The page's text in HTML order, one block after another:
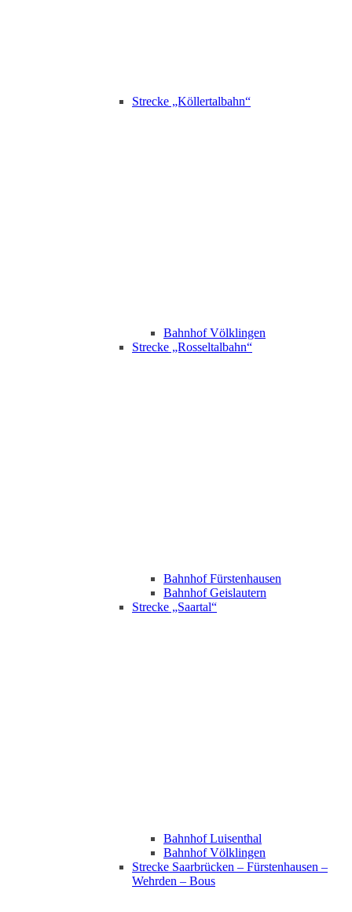
Strecke „Köllertalbahn“
Bahnhof Völklingen
Strecke „Rosseltalbahn“
Bahnhof Fürstenhausen
Bahnhof Geislautern
Strecke „Saartal“
Bahnhof Luisenthal
Bahnhof Völklingen
Strecke Saarbrücken – Fürstenhausen –
Wehrden – Bous